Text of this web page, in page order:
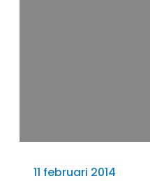
11 februari 2014